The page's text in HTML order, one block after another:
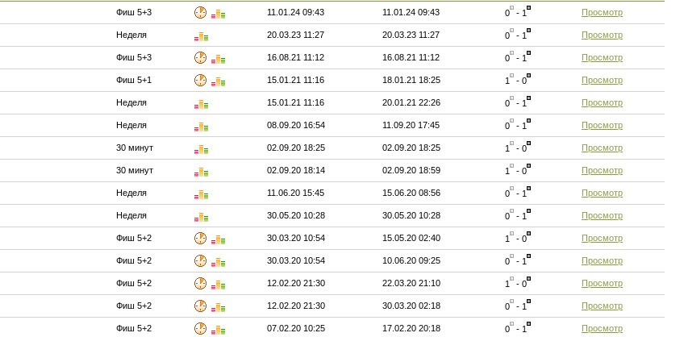
Фиш 5+3 11.01.24 09:43 11.01.24 09:43 0 - 1 Просмотр
Неделя 20.03.23 11:27 20.03.23 11:27 0 - 1 Просмотр
Фиш 5+3 16.08.21 11:12 16.08.21 11:12 0 - 1 Просмотр
Фиш 5+1 15.01.21 11:16 18.01.21 18:25 1 - 0 Просмотр
Неделя 15.01.21 11:16 20.01.21 22:26 0 - 1 Просмотр
Неделя 08.09.20 16:54 11.09.20 17:45 0 - 1 Просмотр
30 минут 02.09.20 18:25 02.09.20 18:25 1 - 0 Просмотр
30 минут 02.09.20 18:14 02.09.20 18:59 1 - 0 Просмотр
Неделя 11.06.20 15:45 15.06.20 08:56 0 - 1 Просмотр
Неделя 30.05.20 10:28 30.05.20 10:28 0 - 1 Просмотр
Фиш 5+2 30.03.20 10:54 15.05.20 02:40 1 - 0 Просмотр
Фиш 5+2 30.03.20 10:54 10.06.20 09:25 0 - 1 Просмотр
Фиш 5+2 12.02.20 21:30 22.03.20 21:10 1 - 0 Просмотр
Фиш 5+2 12.02.20 21:30 30.03.20 02:18 0 - 1 Просмотр
Фиш 5+2 07.02.20 10:25 17.02.20 20:18 0 - 1 Просмотр